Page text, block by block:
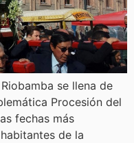
se llena de
Procesión del
fechas más
de la